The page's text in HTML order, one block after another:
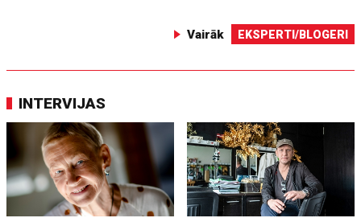
Vairāk EKSPERTI/BLOGERI
INTERVIJAS